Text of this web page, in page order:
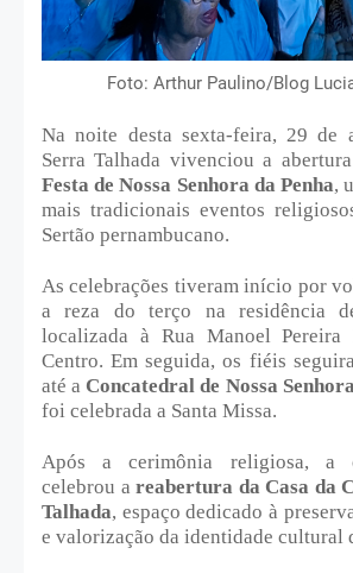
Foto: Arthur Paulino/Blog
Na noite desta sexta-feira, 29 de
Serra Talhada vivenciou a
Festa de Nossa Senhora da Penha,
mais tradicionais eventos
Sertão pernambucano.
As celebrações tiveram início por
a reza do terço na residência
localizada à Rua Manoel
Centro. Em seguida, os fiéis
até aConcatedral de Nossa
foi celebrada a Santa Missa.
Após a cerimônia religiosa, a
celebrou a reabertura da Casa da
Talhada, espaço dedicado à
e valorização da identidade cultural